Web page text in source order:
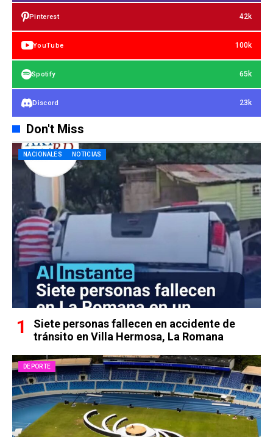
Pinterest 42k
YouTube 100k
Spotify 65k
Discord 23k
Don't Miss
NACIONALES NOTICIAS
Siete personas fallecen en accidente de
tránsito en Villa Hermosa, La Romana
DEPORTE